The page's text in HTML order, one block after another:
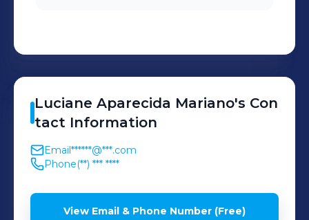
Luciane Aparecida Mariano's Con
tact Information
Email******@***.com
Phone(**) *** ****
View Email & Phone Number (Free)